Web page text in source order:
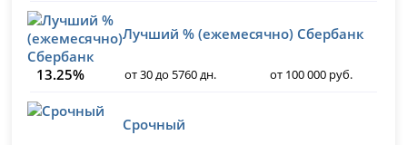
Лучший % (ежемесячно) Сбербанк
13.25% от 30 до 5760 дн. от 100 000 руб.
Срочный